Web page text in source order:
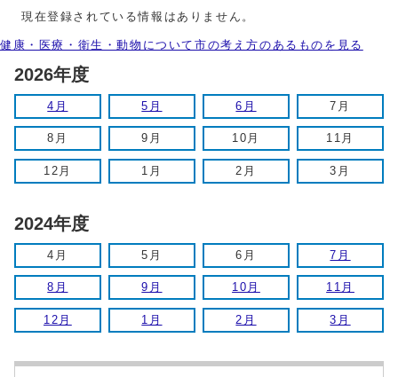
現在登録されている情報はありません。
健康・医療・衛生・動物について市の考え方のあるものを見る
2026年度
4月 5月 6月 7月
8月 9月 10月 11月
12月 1月 2月 3月
2024年度
4月 5月 6月 7月
8月 9月 10月 11月
12月 1月 2月 3月